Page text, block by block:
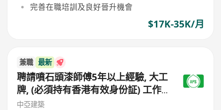
完善在職培訓及良好晉升機會
$17K-35K/月
兼職 最新
聘請噴石頭漆師傅5年以上經驗, 大工
牌, (必須持有香港有效身份証) 工作
地點(元朗地盤),
中亞建築